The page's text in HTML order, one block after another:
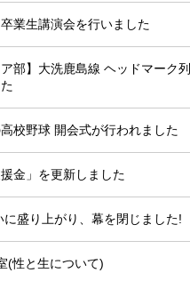
業生講演会を行いました
ア部】大洗鹿島線 ヘッドマーク
高校野球 開会式が行われました
金」を更新しました
に盛り上がり、幕を閉じました!
(性と生について)